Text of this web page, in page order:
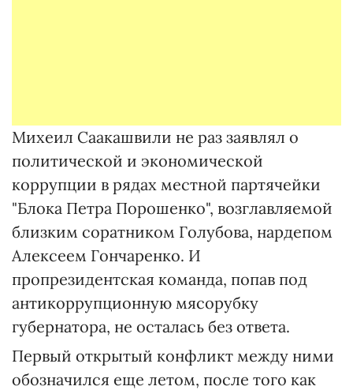
Михеил Саакашвили не раз заявлял о
политической и экономической
коррупции в рядах местной партячейки
"Блока Петра Порошенко", возглавляемой
близким соратником Голубова, нардепом
Алексеем Гончаренко. И
пропрезидентская команда, попав под
антикоррупционную мясорубку
губернатора, не осталась без ответа.
Первый открытый конфликт между ними
обозначился еще летом, после того как